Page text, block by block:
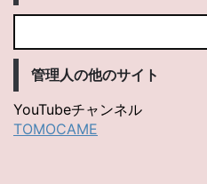
管理人の他のサイト
YouTubeチャンネル
TOMOCAME